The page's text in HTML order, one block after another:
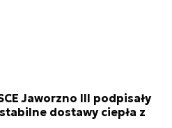
Jaworzno III podpisały
dostawy ciepła z